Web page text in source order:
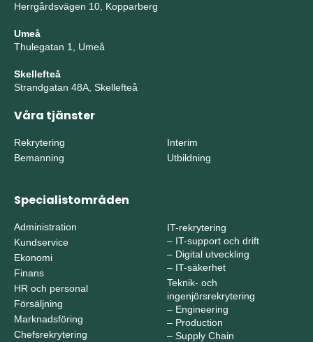
Herrgårdsvägen 10, Kopparberg
Umeå
Thulegatan 1, Umeå
Skellefteå
Strandgatan 48A, Skellefteå
Våra tjänster
Rekrytering
Bemanning
Interim
Utbildning
Specialistområden
Administration
Kundservice
Ekonomi
Finans
HR och personal
Försäljning
Marknadsföring
Chefsrekrytering
IT-rekrytering
– IT-support och drift
– Digital utveckling
– IT-säkerhet
Teknik- och
ingenjörsrekrytering
– Engineering
– Production
– Supply Chain